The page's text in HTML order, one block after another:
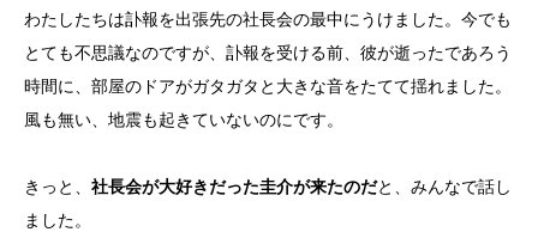
わたしたちは訃報を出張先の社長会の最中にうけました。今でも
とても不思議なのですが、訃報を受ける前、彼が逝ったであろう
時間に、部屋のドアがガタガタと大きな音をたてて揺れました。
風も無い、地震も起きていないのにです。
きっと、 社長会が大好きだった圭介が来たのだと、みんなで話し
ました。